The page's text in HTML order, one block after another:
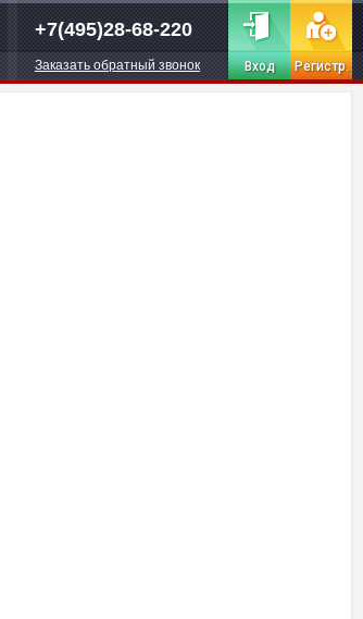
+7(495)28-68-220
Заказать обратный звонок Вход Регистр.